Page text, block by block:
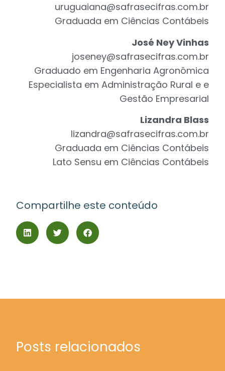
uruguaiana@safrasecifras.com.br
Graduada em Ciências Contábeis
José Ney Vinhas
joseney@safrasecifras.com.br
Graduado em Engenharia Agronômica
Especialista em Administração Rural e e
Gestão Empresarial
Lizandra Blass
lizandra@safrasecifras.com.br
Graduada em Ciências Contábeis
Lato Sensu em Ciências Contábeis
Compartilhe este conteúdo
Posts relacionados